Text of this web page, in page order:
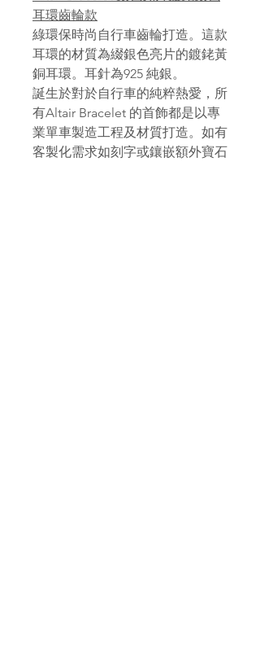
耳環齒輪款
綠環保時尚自行車齒輪打造。這款
耳環的材質為綴銀色亮片的鍍銠黃
銅耳環。耳針為925 純銀。
誕生於對於自行車的純粹熱愛，所
有Altair Bracelet 的首飾都是以專
業單車製造工程及材質打造。如有
客製化需求如刻字或鑲嵌額外寶石